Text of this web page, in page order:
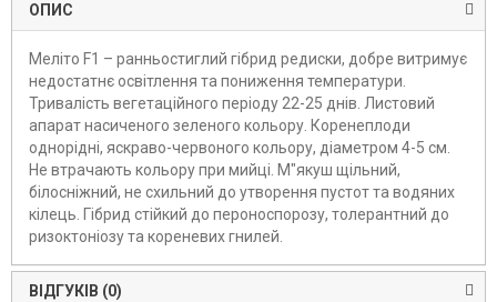
ОПИС
Меліто F1 – ранньостиглий гібрид редиски, добре витримує
недостатнє освітлення та пониження температури.
Тривалість вегетаційного періоду 22-25 днів. Листовий
апарат насиченого зеленого кольору. Коренеплоди
однорідні, яскраво-червоного кольору, діаметром 4-5 см.
Не втрачають кольору при мийці. М"якуш щільний,
білосніжний, не схильний до утворення пустот та водяних
кілець. Гібрид стійкий до пероноспорозу, толерантний до
ризоктоніозу та кореневих гнилей.
ВІДГУКІВ (0)